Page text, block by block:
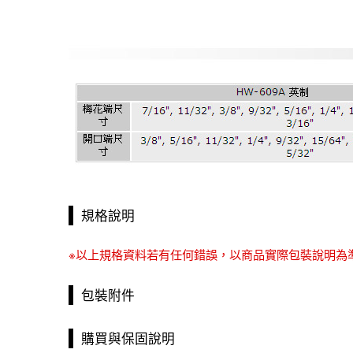
規格說明
※以上規格資料若有任何錯誤，以商品實際包裝說明為
包裝附件
購買與保固說明